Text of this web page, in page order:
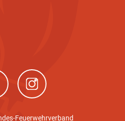
Fenster)(neues Fenster)
Feuerwehrverband